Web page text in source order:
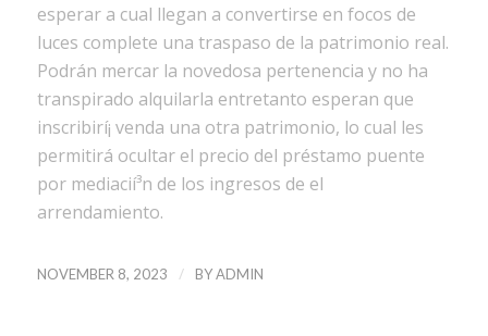
esperar a cual llegan a convertirse en focos de
luces complete una traspaso de la patrimonio real.
Podrán mercar la novedosa pertenencia y no ha
transpirado alquilarla entretanto esperan que
inscribirí¡ venda una otra patrimonio, lo cual les
permitirá ocultar el precio del préstamo puente
por mediacií³n de los ingresos de el
arrendamiento.
NOVEMBER 8, 2023 / BYADMIN